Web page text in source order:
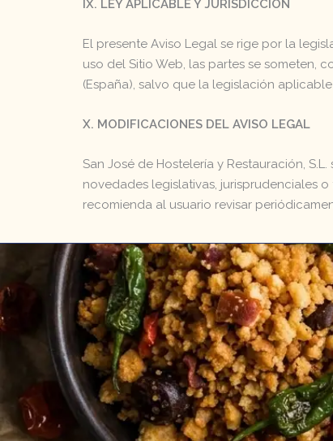
IX. LEY APLICABLE Y JURISDICCIÓN
El presente Aviso Legal se rige por la
uso del Sitio Web, las partes se someten,
(España), salvo que la legislación
X. MODIFICACIONES DEL AVISO LEGAL
San José de Hostelería y Restauración,
novedades legislativas, jurisprudenciales
recomienda al usuario revisar